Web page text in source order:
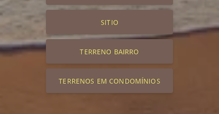
SITIO
TERRENO BAIRRO
TERRENOS EM CONDOMÍNIOS